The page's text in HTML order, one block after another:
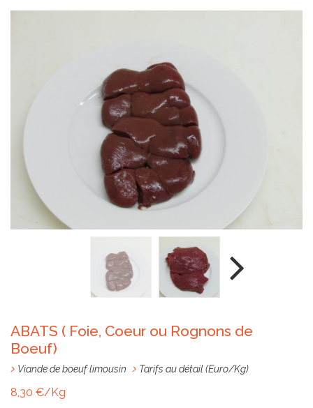
EN
IMAGES
COMMANDE
ABATS ( Foie, Coeur ou Rognons de
Boeuf)
Viande de boeuf limousin Tarifs au détail (Euro/Kg)
8,30 €/Kg